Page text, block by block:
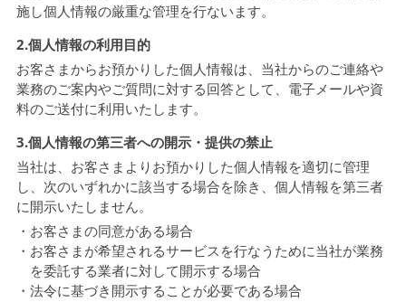
施し個人情報の厳重な管理を行ないます。
2.個人情報の利用目的
お客さまからお預かりした個人情報は、当社からのご連絡や
業務のご案内やご質問に対する回答として、電子メールや資
料のご送付に利用いたします。
3.個人情報の第三者への開示・提供の禁止
当社は、お客さまよりお預かりした個人情報を適切に管理
し、次のいずれかに該当する場合を除き、個人情報を第三者
に開示いたしません。
・お客さまの同意がある場合
・お客さまが希望されるサービスを行なうために当社が業務
を委託する業者に対して開示する場合
・法令に基づき開示することが必要である場合